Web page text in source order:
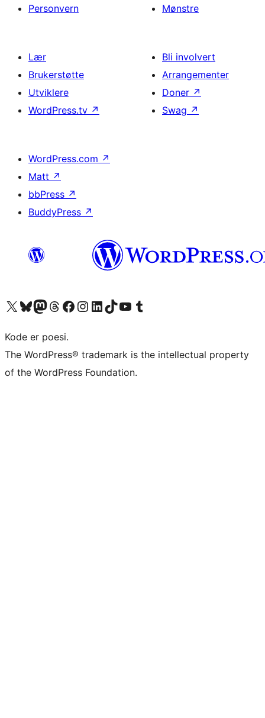
Personvern
Mønstre
Lær
Brukerstøtte
Utviklere
WordPress.tv ↗
Bli involvert
Arrangementer
Doner ↗
Swag ↗
WordPress.com ↗
Matt ↗
bbPress ↗
BuddyPress ↗
Besøk vår konto på X Visit our Bluesky account
Besøk vår Mastodon-konto
Visit our Threads account
Besøk vår Facebook-sideBesøk vår Instagram-konto
Besøk vår LinkedIn-konto
Visit our TikTok account
Visit our YouTube channel
Visit our Tumblr account
Kode er poesi.
The WordPress® trademark is the intellectual property
of the WordPress Foundation.